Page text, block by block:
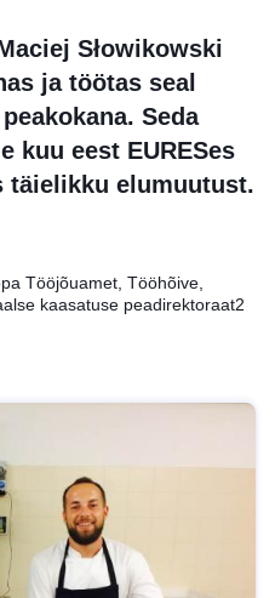
Słowikowski
ja töötas seal
Seda
kuu eest EURESes
täielikku elumuutust.
Tööjõuamet, Tööhõive,
kaasatuse peadirektoraat2